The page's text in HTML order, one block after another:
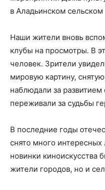
в Аладьинском сельском
Наши жители вновь
клубы на просмотры. В
человек. Зрители
мировую картину,
наблюдали за
переживали за судьбы
В последние годы
снято много
новинки киноискусства
жители городов, но и